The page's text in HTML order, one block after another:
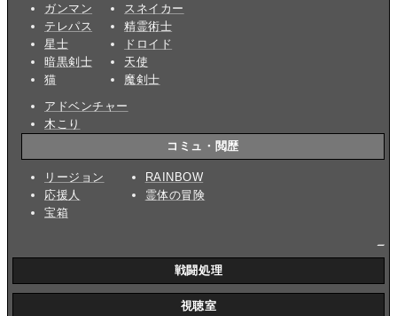
ガンマン
テレパス
星士
暗黒剣士
猫
スネイカー
精霊術士
ドロイド
天使
魔剣士
アドベンチャー
木こり
コミュ・閲歴
リージョン
応援人
宝箱
RAINBOW
霊体の冒険
戦闘処理
視聴室